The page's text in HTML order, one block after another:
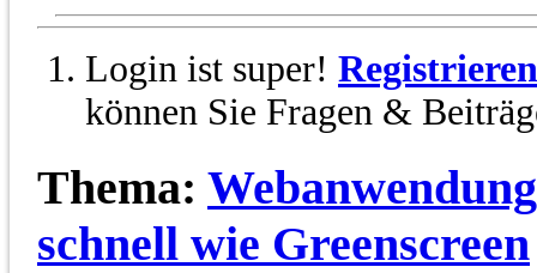
Login ist super! Registrieren
können Sie Fragen &
Thema:
schnell wie Greenscreen